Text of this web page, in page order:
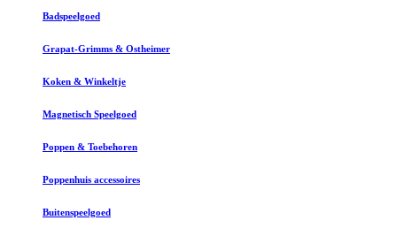
Badspeelgoed
Grapat-Grimms & Ostheimer
Koken & Winkeltje
Magnetisch Speelgoed
Poppen & Toebehoren
Poppenhuis accessoires
Buitenspeelgoed